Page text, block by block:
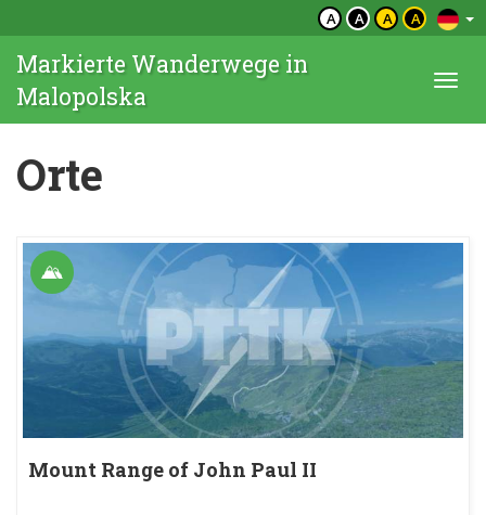
A A A A
Markierte Wanderwege in
Malopolska
Orte
Mount Range of John Paul II